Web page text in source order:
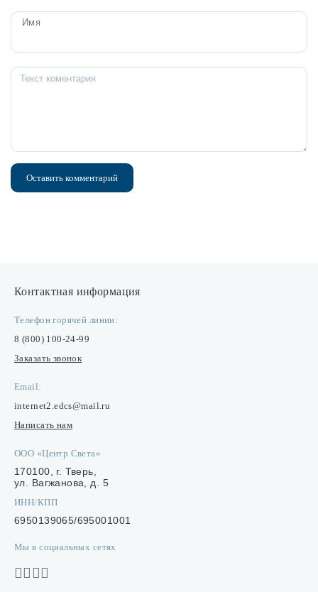
Имя
Оставить комментарий
Контактная информация
Телефон горячей линии:
8 (800) 100-24-99
Заказать звонок
Email:
internet2.edcs@mail.ru
Написать нам
ООО «Центр Света»
170100, г. Тверь,
ул. Вагжанова, д. 5
ИНН/КПП
6950139065/695001001
Мы в социальных сетях